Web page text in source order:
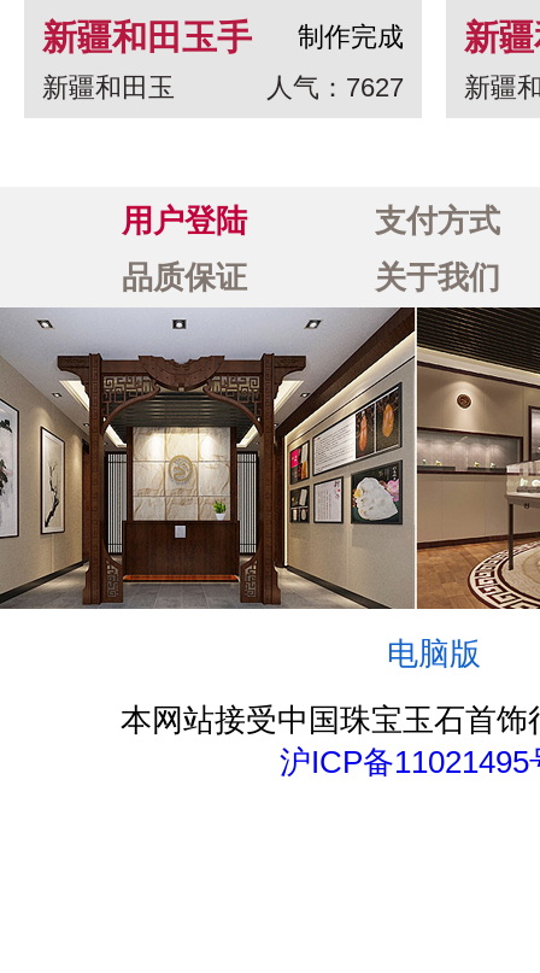
新疆和田玉手
串 龙生九子
制作完成
新疆和田玉
人气：7627
新
白
新疆
用户登陆
支付方式
品质保证
关于我们
电脑版
本网站接受中国珠宝玉石首饰
沪ICP备11021495